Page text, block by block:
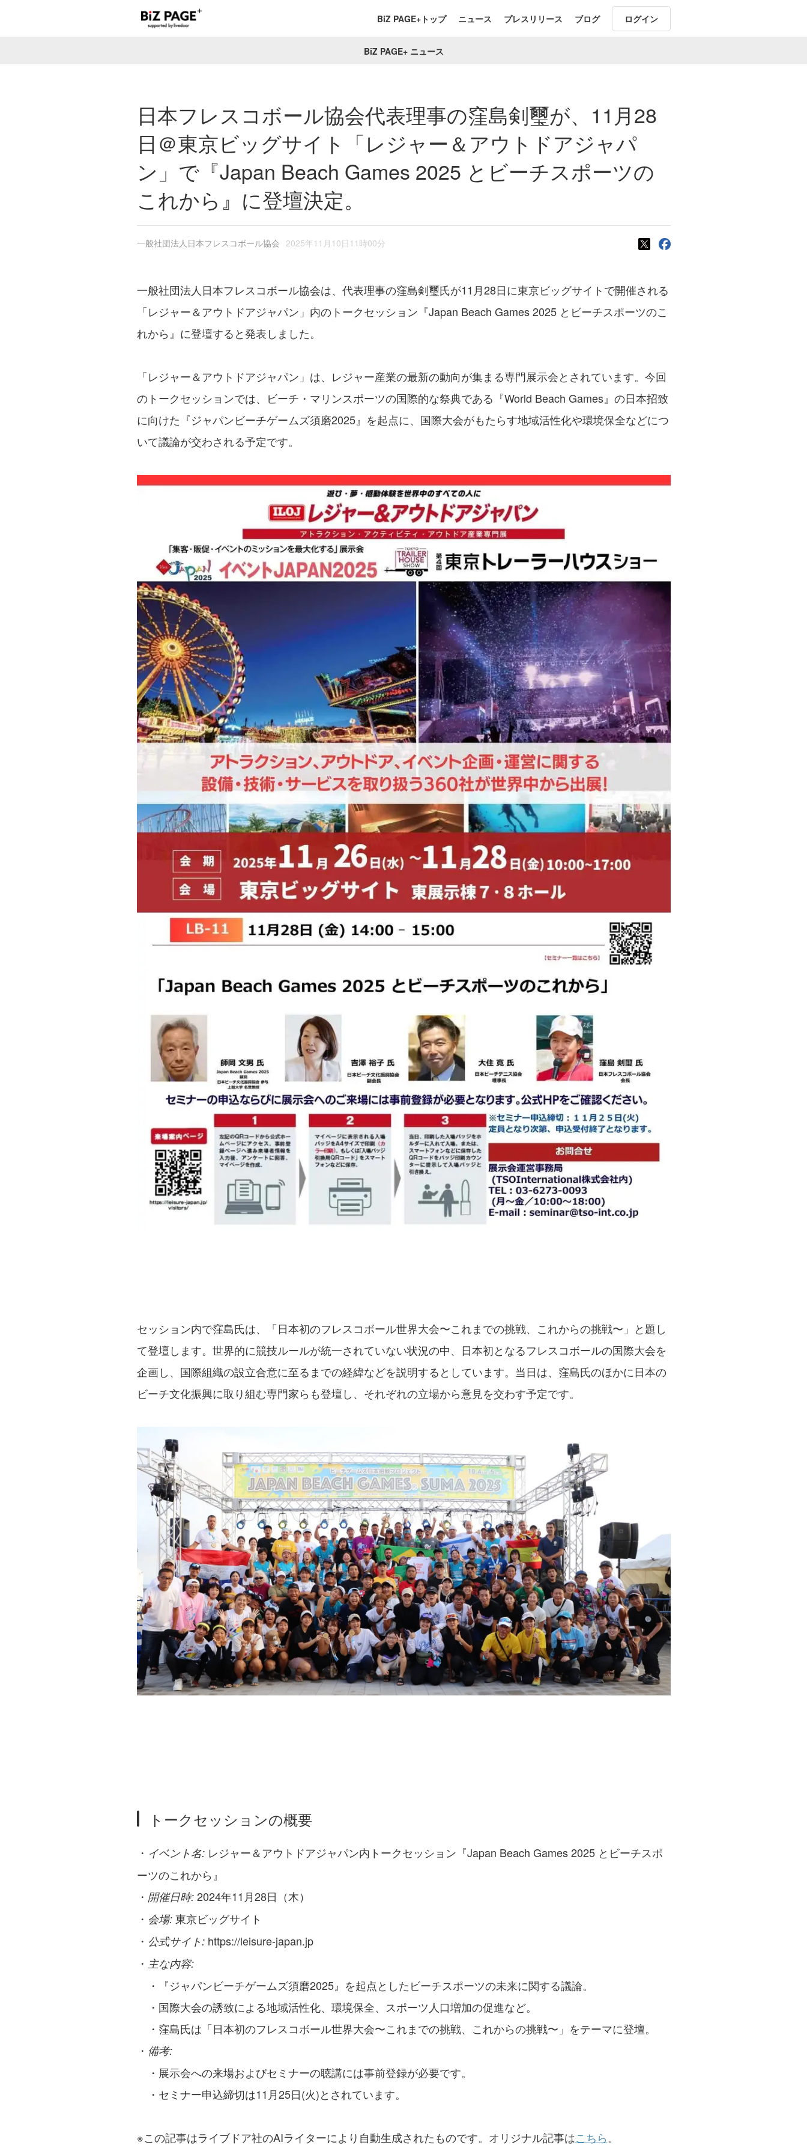
BiZ PAGE+トップ ニュース プレスリリース ブログ ログイン
BiZ PAGE+ ニュース
日本フレスコボール協会代表理事の窪島剣璽が、11月28
日＠東京ビッグサイト「レジャー＆アウトドアジャパ
ン」で『Japan Beach Games 2025 とビーチスポーツの
これから』に登壇決定。
一般社団法人日本フレスコボール協会 2025年11月10日11時00分
一般社団法人日本フレスコボール協会は、代表理事の窪島剣璽氏が11月28日に東京ビッグサイトで開催される
「レジャー＆アウトドアジャパン」内のトークセッション『Japan Beach Games 2025 とビーチスポーツのこ
れから』に登壇すると発表しました。
「レジャー＆アウトドアジャパン」は、レジャー産業の最新の動向が集まる専門展示会とされています。今回
のトークセッションでは、ビーチ・マリンスポーツの国際的な祭典である『World Beach Games』の日本招致
に向けた『ジャパンビーチゲームズ須磨2025』を起点に、国際大会がもたらす地域活性化や環境保全などにつ
いて議論が交わされる予定です。
セッション内で窪島氏は、「日本初のフレスコボール世界大会〜これまでの挑戦、これからの挑戦〜」と題し
て登壇します。世界的に競技ルールが統一されていない状況の中、日本初となるフレスコボールの国際大会を
企画し、国際組織の設立合意に至るまでの経緯などを説明するとしています。当日は、窪島氏のほかに日本の
ビーチ文化振興に取り組む専門家らも登壇し、それぞれの立場から意見を交わす予定です。
トークセッションの概要
・ イベント名:レジャー＆アウトドアジャパン内トークセッション『Japan Beach Games 2025 とビーチスポ
ーツのこれから』
・ 開催日時:2024年11月28日（木）
・ 会場:東京ビッグサイト
・ 公式サイト:https://leisure-japan.jp
・ 主な内容:
・『ジャパンビーチゲームズ須磨2025』を起点としたビーチスポーツの未来に関する議論。
・国際大会の誘致による地域活性化、環境保全、スポーツ人口増加の促進など。
・窪島氏は「日本初のフレスコボール世界大会〜これまでの挑戦、これからの挑戦〜」をテーマに登壇。
・ 備考:
・展示会への来場およびセミナーの聴講には事前登録が必要です。
・セミナー申込締切は11月25日(火)とされています。
※この記事はライブドア社のAIライターにより自動生成されたものです。オリジナル記事はこちら。